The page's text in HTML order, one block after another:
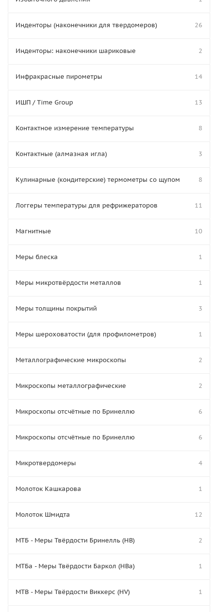
Инденторы (наконечники для твердомеров) 26
Инденторы: наконечники шариковые 2
Инфракрасные пирометры 14
ИШП / Time Group 13
Контактное измерение температуры 8
Контактные (алмазная игла) 3
Кулинарные (кондитерские) термометры со щупом 8
Логгеры температуры для рефрижераторов 11
Магнитные 10
Меры блеска 1
Меры микротвёрдости металлов 1
Меры толщины покрытий 3
Меры шероховатости (для профилометров) 1
Металлографические микроскопы 2
Микроскопы металлографические 2
Микроскопы отсчётные по Бринеллю 6
Микроскопы отсчётные по Бринеллю 6
Микротвердомеры 4
Молоток Кашкарова 1
Молоток Шмидта 12
МТБ - Меры Твёрдости Бринелль (HB) 2
МТБа - Меры Твёрдости Баркол (HBa) 1
МТВ - Меры Твёрдости Виккерс (HV) 1